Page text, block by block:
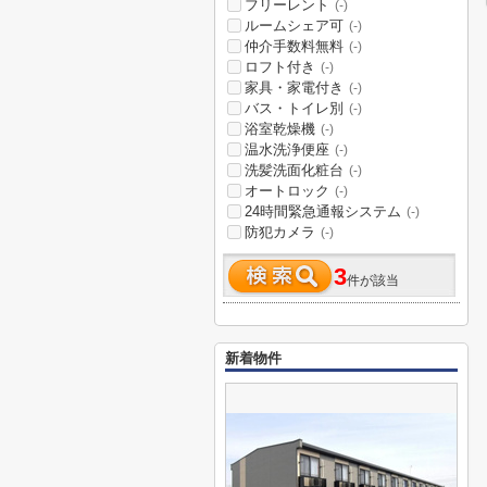
フリーレント (-)
ルームシェア可 (-)
仲介手数料無料 (-)
ロフト付き (-)
家具・家電付き (-)
バス・トイレ別 (-)
浴室乾燥機 (-)
温水洗浄便座 (-)
洗髪洗面化粧台 (-)
オートロック (-)
24時間緊急通報システム (-)
防犯カメラ (-)
3件が該当
新着物件